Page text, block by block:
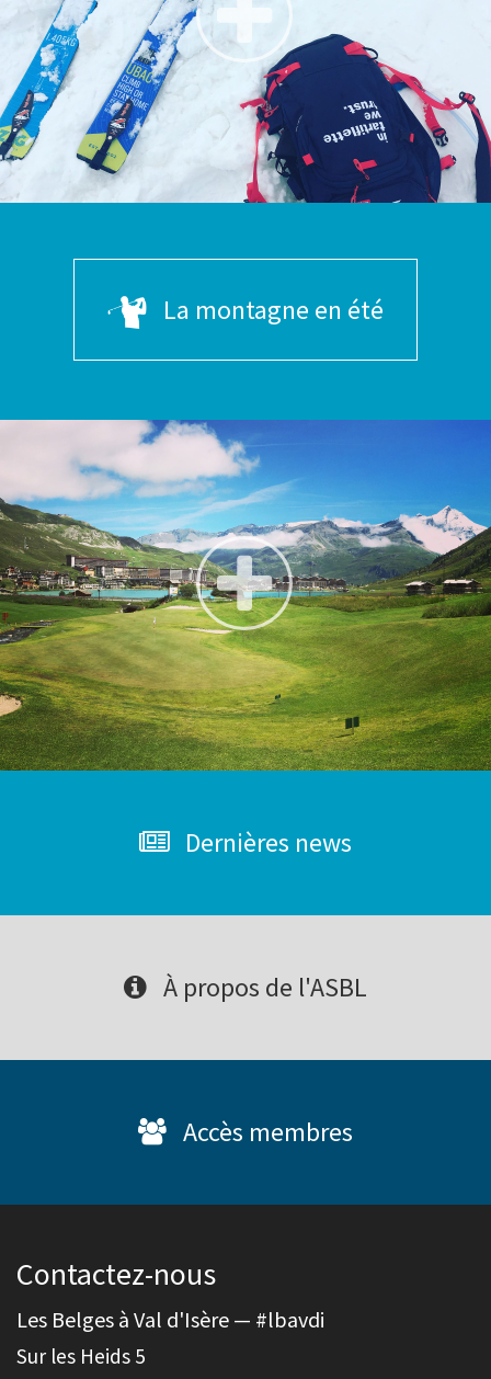
La montagne en été
Dernières news
À propos de l'ASBL
Accès membres
Contactez-nous
Les Belges à Val d'Isère — #lbavdi
Sur les Heids 5